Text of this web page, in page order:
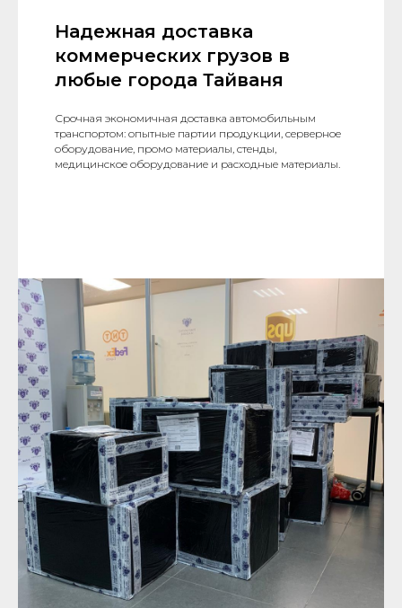
Надежная доставка
коммерческих грузов в
любые города Тайваня
Срочная экономичная доставка автомобильным
транспортом: опытные партии продукции, серверное
оборудование, промо материалы, стенды,
медицинское оборудование и расходные материалы.